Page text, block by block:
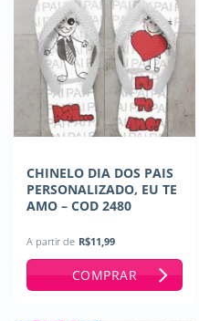
CHINELO DIA DOS PAIS
PERSONALIZADO, EU TE
AMO – COD 2480
A partir de R$11,99
COMPRAR